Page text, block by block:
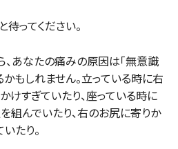
待ってください。
、あなたの痛みの原因は「無意識
かもしれません。立っている時に右
けすぎていたり、座っている時に
組んでいたり、右のお尻に寄りか
たり。